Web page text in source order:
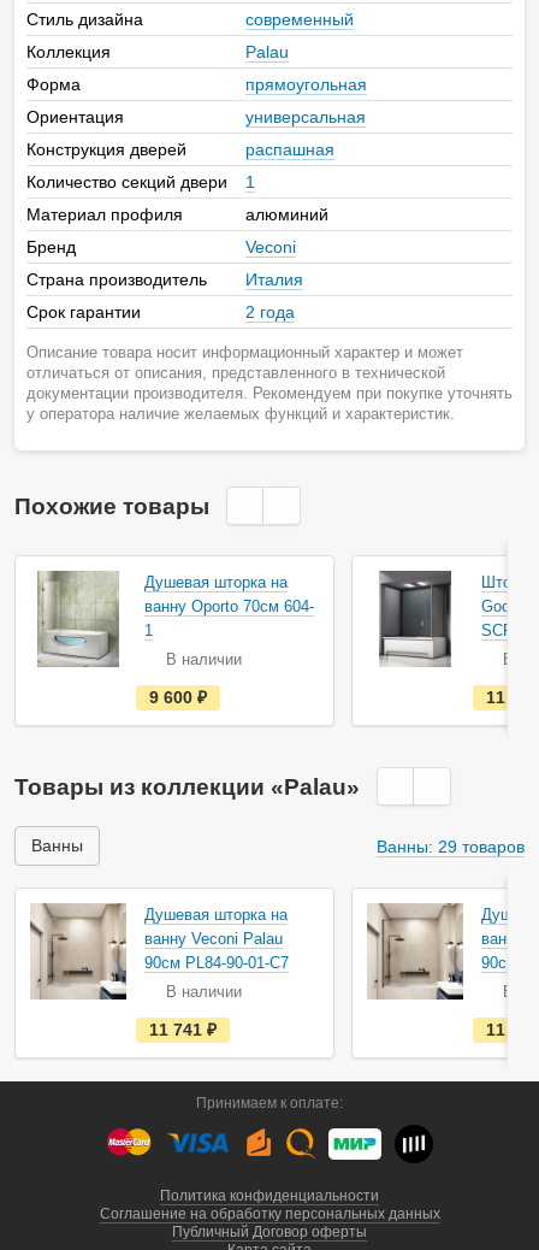
Стиль дизайна
современный
Коллекция
Palau
Форма
прямоугольная
Ориентация
универсальная
Конструкция дверей
распашная
Количество секций двери
1
Материал профиля
алюминий
Бренд
Veconi
Страна производитель
Италия
Срок гарантии
2 года
Описание товара носит информационный характер и может
отличаться от описания, представленного в технической
документации производителя. Рекомендуем при покупке уточнять
у оператора наличие желаемых функций и характеристик.
Похожие товары
Душевая шторка на
ванну Oporto 70см 604-
1
В наличии
е
с
т
а
9 600
Акция
Good
В
11
Товары из коллекции «Palau»
Ванны Ванны: 29 товаров
Душевая шторка на
ванну Veconi Palau
90см PL84-90-01-C7
В наличии
е
с
т
н
л
и
и
11 741
ванну
90см
В
11
Принимаем к оплате:
Политика конфиденциальности
Соглашение на обработку персональных данных
Публичный Договор оферты